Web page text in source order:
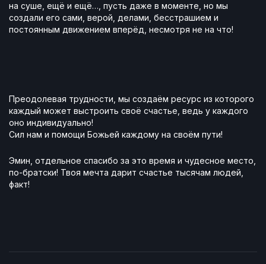
на суше, ещё и ещё…, пусть даже в моменте, но мы
создали его сами, верой, делами, бесстрашием и
постоянным движением вперёд, несмотря не на что!
Преодолевая трудности, мы создаём ресурс из которого
каждый может выстроить своё счастье, ведь у каждого
оно индивидуально!
Сил нам и помощи Божьей каждому на своём пути!
Эмин, отдельное спасибо за это время и чудесное место,
по-братски! Твоя мечта дарит счастье тысячам людей,
факт!